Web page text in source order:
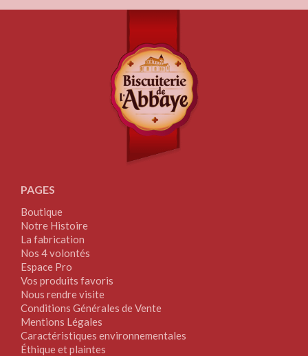
PAGES
Boutique
Notre Histoire
La fabrication
Nos 4 volontés
Espace Pro
Vos produits favoris
Nous rendre visite
Conditions Générales de Vente
Mentions Légales
Caractéristiques environnementales
Éthique et plaintes